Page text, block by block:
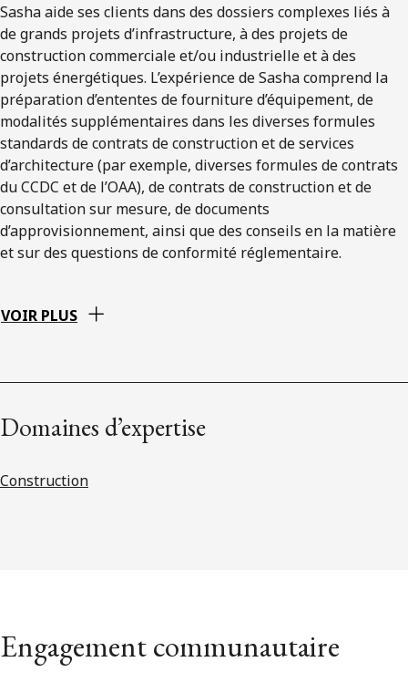
Sasha aide ses clients dans des dossiers complexes liés à
de grands projets d’infrastructure, à des projets de
construction commerciale et/ou industrielle et à des
projets énergétiques. L’expérience de Sasha comprend la
préparation d’ententes de fourniture d’équipement, de
modalités supplémentaires dans les diverses formules
standards de contrats de construction et de services
d’architecture (par exemple, diverses formules de contrats
du CCDC et de l’OAA), de contrats de construction et de
consultation sur mesure, de documents
d’approvisionnement, ainsi que des conseils en la matière
et sur des questions de conformité réglementaire.
VOIR PLUS
Domaines d’expertise
Construction
Engagement communautaire